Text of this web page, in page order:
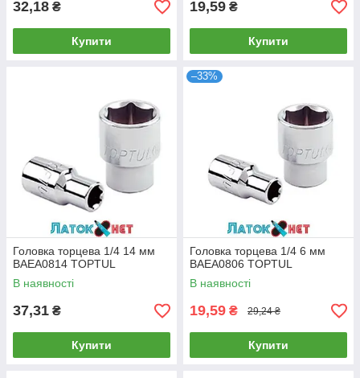
32,18 ₴
Купити
19,59 ₴
Купити
Головка торцева 1/4 14 мм
BAEA0814 TOPTUL
В наявності
37,31 ₴
Купити
–33%
Головка торцева 1/4 6 мм
BAEA0806 TOPTUL
В наявності
19,59 ₴ 29,24 ₴
Купити